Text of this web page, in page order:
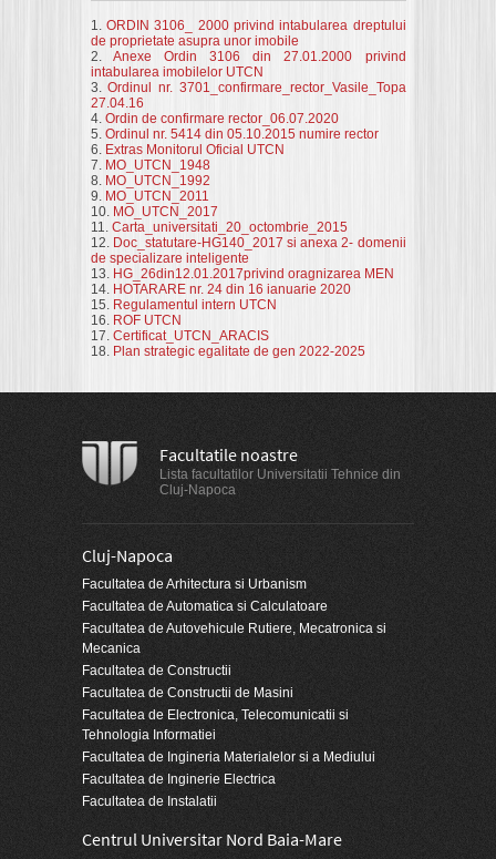
1. ORDIN 3106_ 2000 privind intabularea dreptului
de proprietate asupra unor imobile
2. Anexe Ordin 3106 din 27.01.2000 privind
intabularea imobilelor UTCN
3.Ordinul nr. 3701_confirmare_rector_Vasile_Topa
27.04.16
4. Ordin de confirmare rector_06.07.2020
5. Ordinul nr. 5414 din 05.10.2015 numire rector
6. Extras Monitorul Oficial UTCN
7. MO_UTCN_1948
8. MO_UTCN_1992
9. MO_UTCN_2011
10. MO_UTCN_2017
11. Carta_universitati_20_octombrie_2015
12. Doc_statutare-HG140_2017 si anexa 2- domenii
de specializare inteligente
13. HG_26din12.01.2017privind oragnizarea MEN
14. HOTARARE nr. 24 din 16 ianuarie 2020
15. Regulamentul intern UTCN
16. ROF UTCN
17. Certificat_UTCN_ARACIS
18. Plan strategic egalitate de gen 2022-2025
Facultatile noastre
Lista facultatilor Universitatii Tehnice din
Cluj-Napoca
Cluj-Napoca
Facultatea de Arhitectura si Urbanism
Facultatea de Automatica si Calculatoare
Facultatea de Autovehicule Rutiere, Mecatronica si
Mecanica
Facultatea de Constructii
Facultatea de Constructii de Masini
Facultatea de Electronica, Telecomunicatii si
Tehnologia Informatiei
Facultatea de Ingineria Materialelor si a Mediului
Facultatea de Inginerie Electrica
Facultatea de Instalatii
Centrul Universitar Nord Baia-Mare